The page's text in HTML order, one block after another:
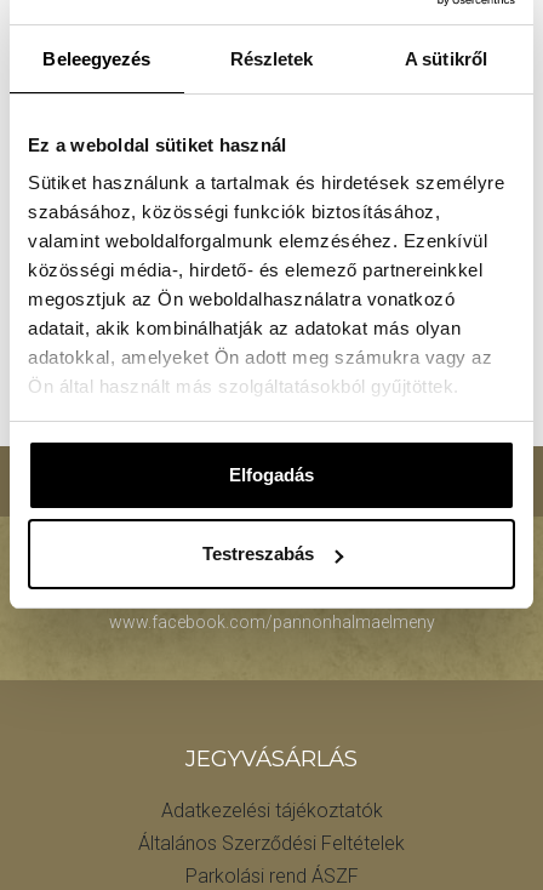
Beleegyezés Részletek A sütikről
Ez a weboldal sütiket használ
Sütiket használunk a tartalmak és hirdetések személyre
szabásához, közösségi funkciók biztosításához,
valamint weboldalforgalmunk elemzéséhez. Ezenkívül
közösségi média-, hirdető- és elemező partnereinkkel
megosztjuk az Ön weboldalhasználatra vonatkozó
adatait, akik kombinálhatják az adatokat más olyan
adatokkal, amelyeket Ön adott meg számukra vagy az
Ön által használt más szolgáltatásokból gyűjtöttek.
Elfogadás
Testreszabás
www.facebook.com/pannonhalmaelmeny
JEGYVÁSÁRLÁS
Adatkezelési tájékoztatók
Általános Szerződési Feltételek
Parkolási rend ÁSZF